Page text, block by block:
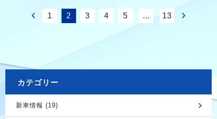
1 2 3 4 5 … 13
カテゴリー
新車情報 (19)